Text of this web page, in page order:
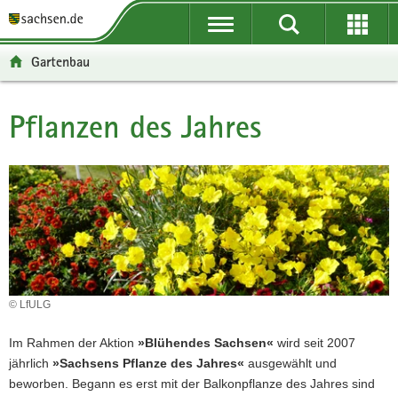
t
ü
e
r
g
r
e
i
f
d
t
n
v
i
g
a
t
i
o
p
n
a
l
t
t
-
e
r
e
i
c
h
Gartenbau
Hauptinhalt
Pflanzen des Jahres
© LfULG
Im Rahmen der Aktion »Blühendes Sachsen« wird seit 2007
jährlich »Sachsens Pflanze des Jahres« ausgewählt und
beworben. Begann es erst mit der Balkonpflanze des Jahres sind